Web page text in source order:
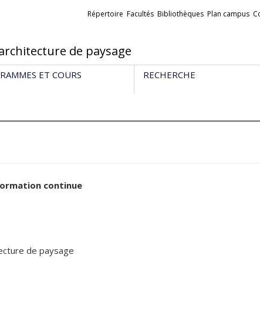
de paysage
Liens
Répertoire Facultés Bibliothèques Plan campus
ET COURS RECHERCHE
continue
de paysage